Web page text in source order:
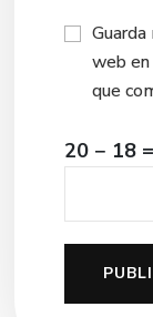
web
que
20 − 18 =